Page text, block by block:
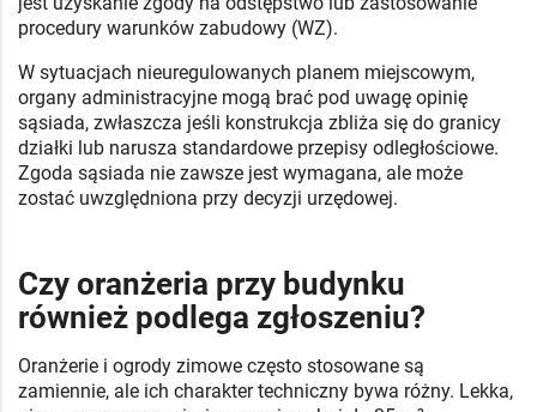
procedury warunków zabudowy (WZ).
W sytuacjach nieuregulowanych planem miejscowym,
organy administracyjne mogą brać pod uwagę opinię
sąsiada, zwłaszcza jeśli konstrukcja zbliża się do granicy
działki lub narusza standardowe przepisy odległościowe.
Zgoda sąsiada nie zawsze jest wymagana, ale może
zostać uwzględniona przy decyzji urzędowej.
Czy oranżeria przy budynku
również podlega zgłoszeniu?
Oranżerie i ogrody zimowe często stosowane są
zamiennie, ale ich charakter techniczny bywa różny. Lekka,